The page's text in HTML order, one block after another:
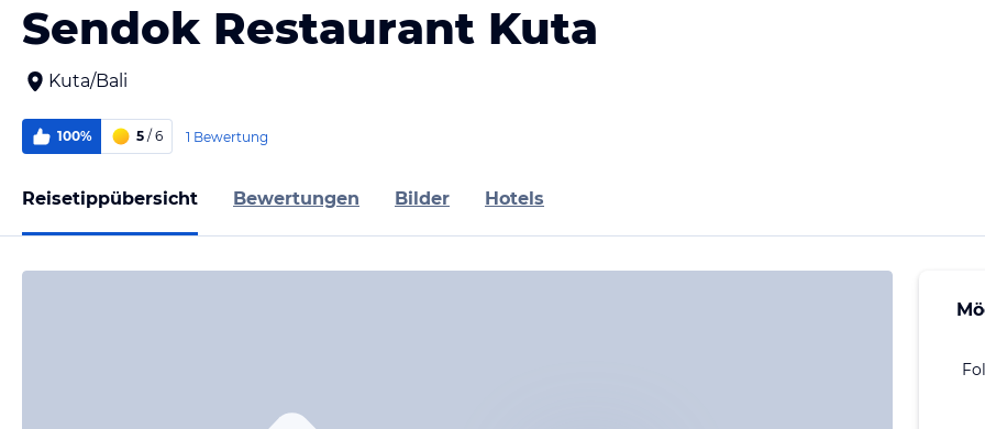
Sendok Restaurant Kuta
Kuta/Bali
100% 5 / 6 1 Bewertung
Reisetippübersicht Bewertungen Bilder Hotels